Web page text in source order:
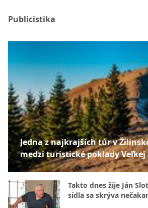
Publicistika
Jedna z najkrajších túr v
medzi turistické poklady Veľkej
Takto dnes žije Ján
sídla sa skrýva